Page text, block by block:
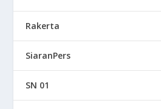
Rakerta
SiaranPers
SN 01